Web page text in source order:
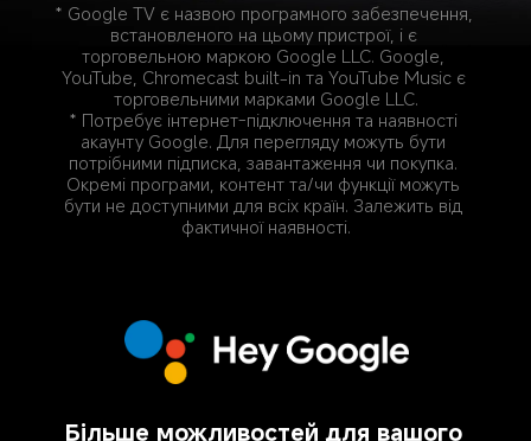
* Google TV є назвою програмного забезпечення,
встановленого на цьому пристрої, і є
торговельною маркою Google LLC. Google,
YouTube, Chromecast built-in та YouTube Music є
торговельними марками Google LLC.
* Потребує інтернет-підключення та наявності
акаунту Google. Для перегляду можуть бути
потрібними підписка, завантаження чи покупка.
Окремі програми, контент та/чи функції можуть
бути не доступними для всіх країн. Залежить від
фактичної наявності.
Більше можливостей для вашого